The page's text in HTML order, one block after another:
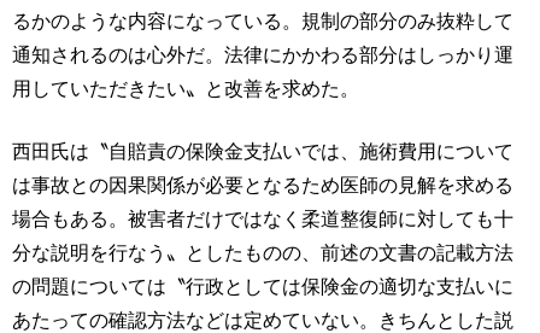
るかのような内容になっている。規制の部分のみ抜粋して
通知されるのは心外だ。法律にかかわる部分はしっかり運
用していただきたい〟と改善を求めた。
西田氏は〝自賠責の保険金支払いでは、施術費用について
は事故との因果関係が必要となるため医師の見解を求める
場合もある。被害者だけではなく柔道整復師に対しても十
分な説明を行なう〟としたものの、前述の文書の記載方法
の問題については〝行政としては保険金の適切な支払いに
あたっての確認方法などは定めていない。きちんとした説